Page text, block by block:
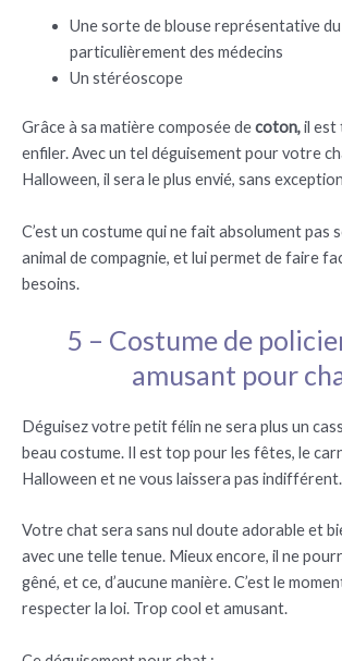
Une sorte de blouse représentative du
particulièrement des médecins
Un stéréoscope
Grâce à sa matière composée decoton,il est
enfiler. Avec un tel déguisement pour votre
Halloween, il sera le plus envié, sans
C’est un costume qui ne fait absolument
animal de compagnie, et lui permet de faire
besoins.
5 – Costume de
amusant pour
Déguisez votre petit félin ne sera plus un
beau costume. Il est top pour les fêtes, le
Halloween et ne vous laissera pas indifférent.
Votre chat sera sans nul doute adorable et
avec une telle tenue. Mieux encore, il ne
gêné, et ce, d’aucune manière. C’est le
respecter la loi. Trop cool et amusant.